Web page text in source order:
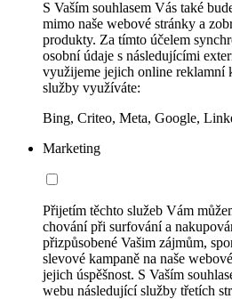
S Vaším souhlasem Vás také
mimo naše webové stránky a
produkty. Za tímto účelem
osobní údaje s následujícími
využijeme jejich online reklamní
služby využíváte:
Bing, Criteo, Meta, Google,
Marketing
Přijetím těchto služeb Vám
chování při surfování a
přizpůsobené Vašim zájmům,
slevové kampaně na naše
jejich úspěšnost. S Vaším
webu následující služby třetích